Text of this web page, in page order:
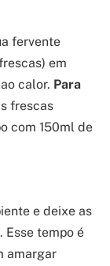
fervente
em
calor. Para
frescas
com 150ml de
e deixe as
Esse tempo é
amargar